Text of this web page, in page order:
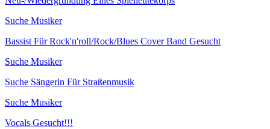
Suche Musiker
Bassist Für Rock'n'roll/Rock/Blues Cover Band Gesucht
Suche Musiker
Suche Sängerin Für Straßenmusik
Suche Musiker
Vocals Gesucht!!!